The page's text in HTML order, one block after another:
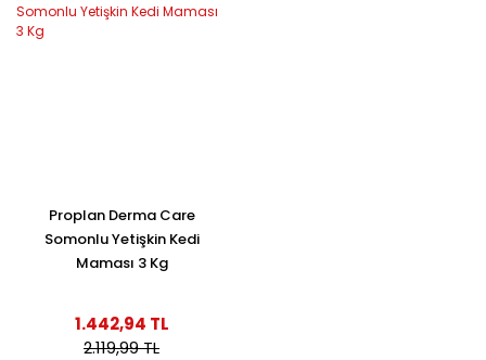
Proplan Derma Care
Somonlu Yetişkin Kedi
Maması 3 Kg
1.442,94 TL
2.119,99 TL